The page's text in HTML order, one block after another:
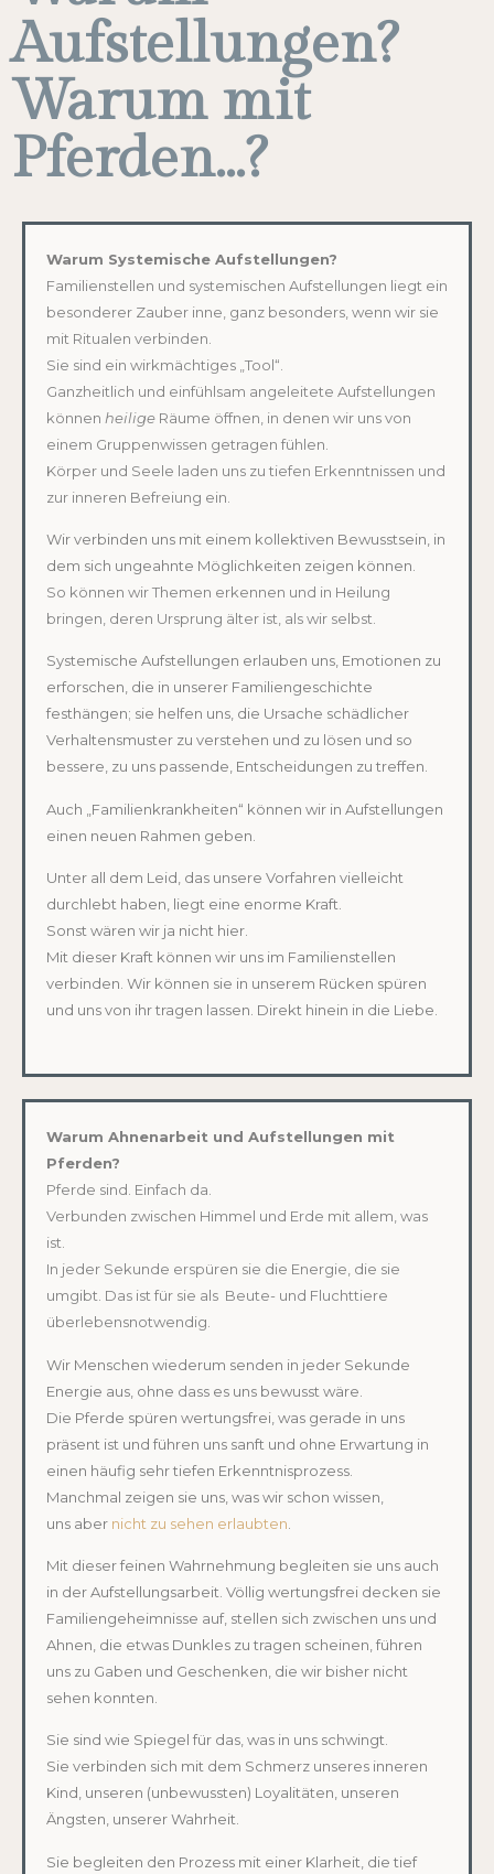
Aufstellungen?
Warum mit
Pferden...?
Warum Systemische Aufstellungen?
Familienstellen und systemischen Aufstellungen liegt ein
besonderer Zauber inne, ganz besonders, wenn wir sie
mit Ritualen verbinden.
Sie sind ein wirkmächtiges „Tool“.
Ganzheitlich und einfühlsam angeleitete Aufstellungen
können heilige Räume öffnen, in denen wir uns von
einem Gruppenwissen getragen fühlen.
Körper und Seele laden uns zu tiefen Erkenntnissen und
zur inneren Befreiung ein.
Wir verbinden uns mit einem kollektiven Bewusstsein, in
dem sich ungeahnte Möglichkeiten zeigen können.
So können wir Themen erkennen und in Heilung
bringen, deren Ursprung älter ist, als wir selbst.
Systemische Aufstellungen erlauben uns, Emotionen zu
erforschen, die in unserer Familiengeschichte
festhängen; sie helfen uns, die Ursache schädlicher
Verhaltensmuster zu verstehen und zu lösen und so
bessere, zu uns passende, Entscheidungen zu treffen.
Auch „Familienkrankheiten“ können wir in Aufstellungen
einen neuen Rahmen geben.
Unter all dem Leid, das unsere Vorfahren vielleicht
durchlebt haben, liegt eine enorme Kraft.
Sonst wären wir ja nicht hier.
Mit dieser Kraft können wir uns im Familienstellen
verbinden. Wir können sie in unserem Rücken spüren
und uns von ihr tragen lassen. Direkt hinein in die Liebe.
Warum Ahnenarbeit und Aufstellungen mit
Pferden?
Pferde sind. Einfach da.
Verbunden zwischen Himmel und Erde mit allem, was
ist.
In jeder Sekunde erspüren sie die Energie, die sie
umgibt. Das ist für sie als Beute- und Fluchttiere
überlebensnotwendig.
Wir Menschen wiederum senden in jeder Sekunde
Energie aus, ohne dass es uns bewusst wäre.
Die Pferde spüren wertungsfrei, was gerade in uns
präsent ist und führen uns sanft und ohne Erwartung in
einen häufig sehr tiefen Erkenntnisprozess.
Manchmal zeigen sie uns, was wir schon wissen,
uns aber nicht zu sehen erlaubten
Mit dieser feinen Wahrnehmung begleiten sie uns auch
in der Aufstellungsarbeit. Völlig wertungsfrei decken sie
Familiengeheimnisse auf, stellen sich zwischen uns und
Ahnen, die etwas Dunkles zu tragen scheinen, führen
uns zu Gaben und Geschenken, die wir bisher nicht
sehen konnten.
Sie sind wie Spiegel für das, was in uns schwingt.
Sie verbinden sich mit dem Schmerz unseres inneren
Kind, unseren (unbewussten) Loyalitäten, unseren
Ängsten, unserer Wahrheit.
Sie begleiten den Prozess mit einer Klarheit, die tief